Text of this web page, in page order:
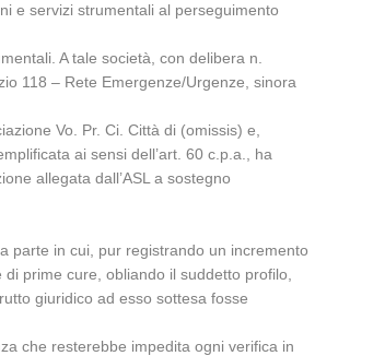
e servizi strumentali al perseguimento
A tale società, con delibera n.
118 – Rete Emergenze/Urgenze, sinora
Vo. Pr. Ci. Città di (omissis) e,
ai sensi dell’art. 60 c.p.a., ha
allegata dall’ASL a sostegno
parte in cui, pur registrando un incremento
prime cure, obliando il suddetto profilo,
giuridico ad esso sottesa fosse
che resterebbe impedita ogni verifica in